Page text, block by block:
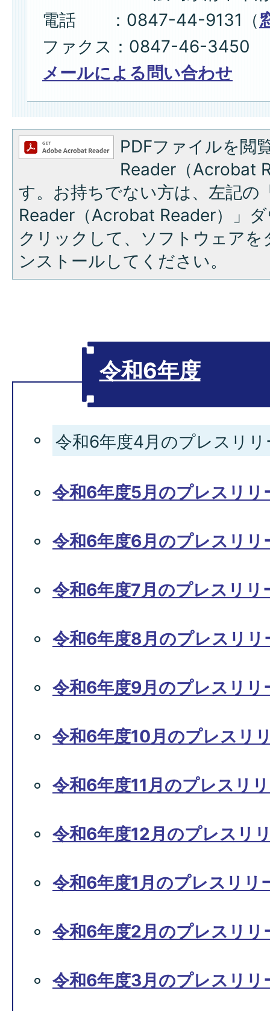
電話 ：0847-44-9131（
ファクス：0847-46-3450
メールによる問い合わせ
PDFファイルを閲
Reader（Acrobat
す。お持ちでない方は、左記の
Reader（Acrobat Reader）」
クリックして、ソフトウェア
ンストールしてください。
令和6年度
令和6年度4月のプレスリリ
令和6年度5月のプレスリリ
令和6年度6月のプレスリリ
令和6年度7月のプレスリリ
令和6年度8月のプレスリリ
令和6年度9月のプレスリリ
令和6年度10月のプレスリ
令和6年度11月のプレスリ
令和6年度12月のプレスリ
令和6年度1月のプレスリリ
令和6年度2月のプレスリリ
令和6年度3月のプレスリリ